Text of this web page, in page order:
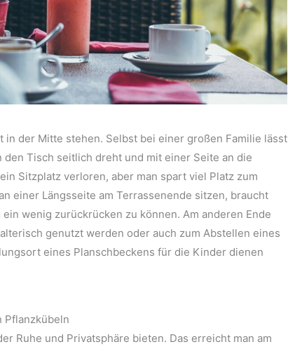
in der Mitte stehen. Selbst bei einer großen Familie lässt
den Tisch seitlich dreht und mit einer Seite an die
Sitzplatz verloren, aber man spart viel Platz zum
einer Längsseite am Terrassenende sitzen, braucht
wenig zurückrücken zu können. Am anderen Ende
genutzt werden oder auch zum Abstellen eines
eines Planschbeckens für die Kinder dienen
Pflanzkübeln
Ruhe und Privatsphäre bieten. Das erreicht man am